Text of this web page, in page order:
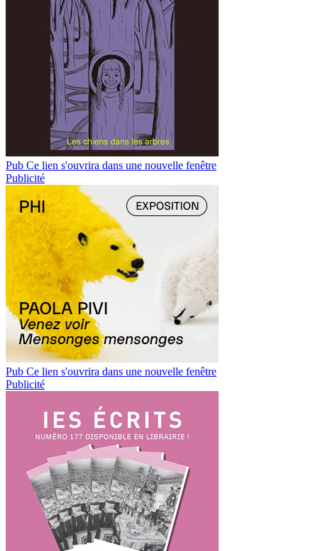
Pub Ce lien s'ouvrira dans une nouvelle fenêtre
Publicité
Pub Ce lien s'ouvrira dans une nouvelle fenêtre
Publicité